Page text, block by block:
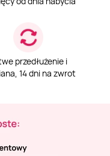
przedłużenie i
14 dni na zwrot